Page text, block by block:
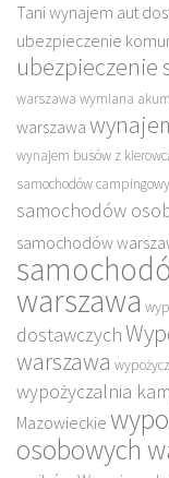
Tani wynajem aut
ubezpieczenie
ubezpieczenie
warszawa wymiana
warszawa
wynajem busów z
samochodów
samochodów
samochodów
warszawa
dostawczych
warszawa
wypożyczalnia
Mazowieckie
osobowych